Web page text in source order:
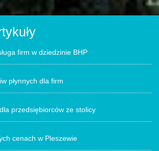
firm w dziedzinie BHP
płynnych dla firm
przedsiębiorców ze stolicy
cenach w Pleszewie